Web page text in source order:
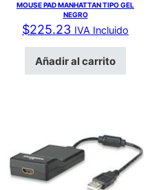
MOUSE PAD MANHATTAN TIPO GEL
NEGRO
$225.23 IVA Incluido
Añadir al carrito